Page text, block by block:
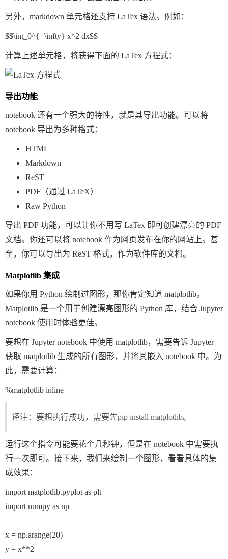
另外，markdown 单元格还支持 LaTex 语法。例如：
计算上述单元格，将获得下面的 LaTex 方程式：
导出功能
notebook 还有一个强大的特性，就是其导出功能。可以将
notebook 导出为多种格式：
HTML
Markdown
ReST
PDF（通过 LaTeX）
Raw Python
导出 PDF 功能，可以让你不用写 LaTex 即可创建漂亮的 PDF
文档。你还可以将 notebook 作为网页发布在你的网站上。甚
至，你可以导出为 ReST 格式，作为软件库的文档。
Matplotlib 集成
如果你用 Python 绘制过图形，那你肯定知道 matplotlib。
Matplotlib 是一个用于创建漂亮图形的 Python 库，结合 Jupyter
notebook 使用时体验更佳。
要想在 Jupyter notebook 中使用 matplotlib，需要告诉 Jupyter
获取 matplotlib 生成的所有图形，并将其嵌入 notebook 中。为
此，需要计算：
%matplotlib
译注：要想执行成功，需要先pip install matplotlib。
运行这个指令可能要花个几秒钟，但是在 notebook 中需要执
行一次即可。接下来，我们来绘制一个图形，看看具体的集
成效果：
import matplotlib.pyplot as
import numpy as np
x = np.arange(20
y = x**2